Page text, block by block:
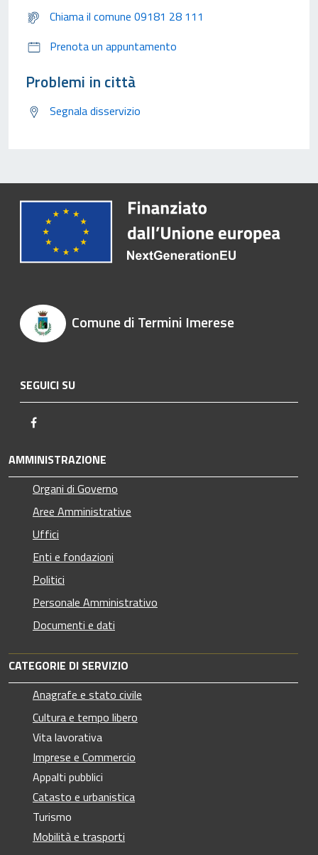
Chiama il comune 09181 28 111
Prenota un appuntamento
Problemi in città
Segnala disservizio
Comune di Termini Imerese
SEGUICI SU
AMMINISTRAZIONE
Organi di Governo
Aree Amministrative
Uffici
Enti e fondazioni
Politici
Personale Amministrativo
Documenti e dati
CATEGORIE DI SERVIZIO
Anagrafe e stato civile
Cultura e tempo libero
Vita lavorativa
Imprese e Commercio
Appalti pubblici
Catasto e urbanistica
Turismo
Mobilità e trasporti